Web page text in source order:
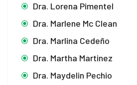
Dra. Lorena Pimentel
Dra. Marlene Mc Clean
Dra. Marlina Cedeño
Dra. Martha Martinez
Dra. Maydelin Pechio